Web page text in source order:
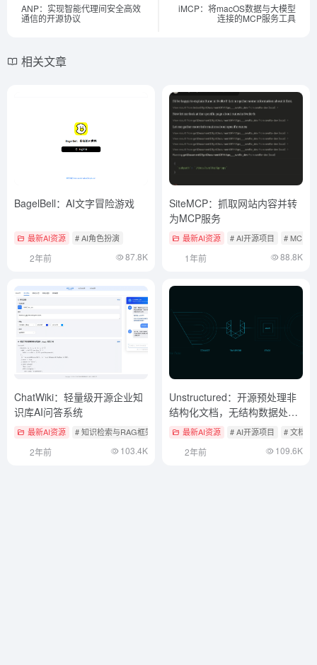
ANP：实现智能代理间安全高效
通信的开源协议
iMCP：将macOS数据与大模型
连接的MCP服务工具
相关文章
BagelBell：AI文字冒险游戏
最新AI资源 # AI角色扮演
2年前 87.8K
SiteMCP：抓取网站内容并转
为MCP服务
最新AI资源 # AI开源项目 # MCP服
1年前 88.8K
ChatWiki：轻量级开源企业知
识库AI问答系统
最新AI资源 # 知识检索与RAG框架
2年前 103.4K
Unstructured：开源预处理非
结构化文档，无结构数据处理
的利器
最新AI资源 # AI开源项目 # 文档提
2年前 109.6K